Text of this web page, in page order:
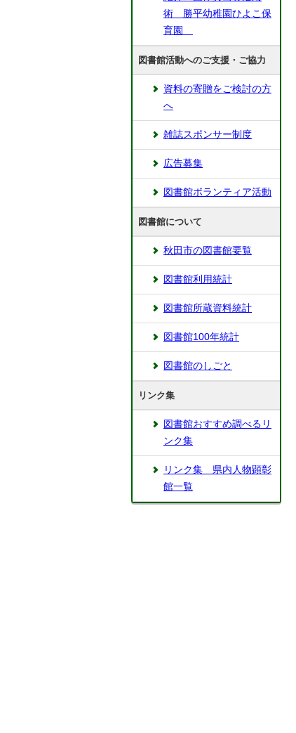
術 勝平幼稚園ひよこ保
育園
図書館活動へのご支援・ご協力
資料の寄贈をご検討の方
へ
雑誌スポンサー制度
広告募集
図書館ボランティア活動
図書館について
秋田市の図書館要覧
図書館利用統計
図書館所蔵資料統計
図書館100年統計
図書館のしごと
リンク集
図書館おすすめ調べるリ
ンク集
リンク集 県内人物顕彰
館一覧